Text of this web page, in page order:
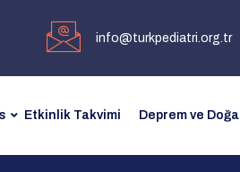
info@turkpediatri.org.tr
Etkinlik Takvimi Deprem ve